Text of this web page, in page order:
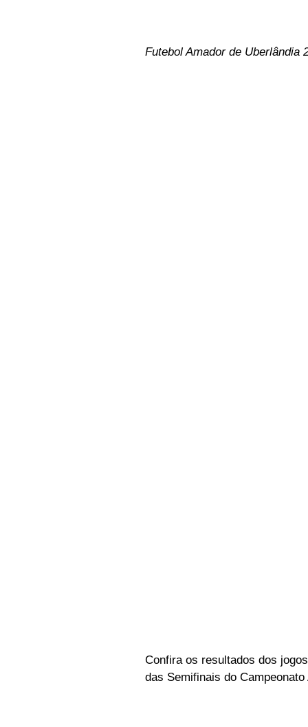
Futebol Amador de Uberlândia
Confira os resultados dos
das Semifinais do